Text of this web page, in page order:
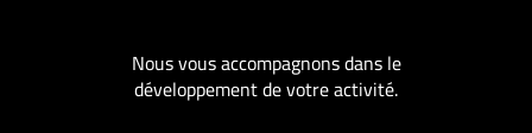
Nous vous accompagnons dans le
développement de votre activité.